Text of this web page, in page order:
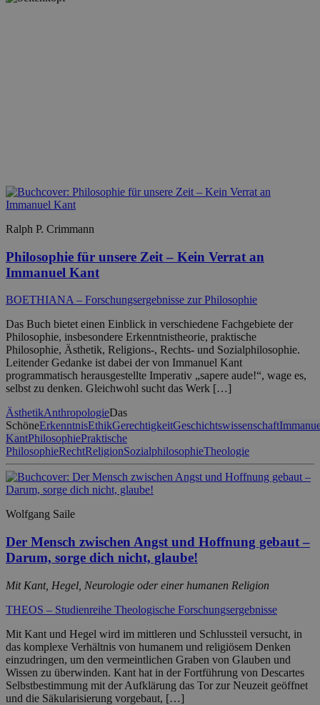
Ralph P. Crimmann
Philosophie für unsere Zeit – Kein Verrat an
Immanuel Kant
BOETHIANA – Forschungsergebnisse zur Philosophie
Das Buch bietet einen Einblick in verschiedene Fachgebiete der
Philosophie, insbesondere Erkenntnistheorie, praktische
Philosophie, Ästhetik, Religions-, Rechts- und Sozialphilosophie.
Leitender Gedanke ist dabei der von Immanuel Kant
programmatisch herausgestellte Imperativ „sapere aude!“, wage es,
selbst zu denken. Gleichwohl sucht das Werk […]
ÄsthetikAnthropologieDas
SchöneErkenntnisEthikGerechtigkeitGeschichtswissenschaft
KantPhilosophiePraktische
PhilosophieRechtReligionSozialphilosophieTheologie
Wolfgang Saile
Der Mensch zwischen Angst und Hoffnung gebaut –
Darum, sorge dich nicht, glaube!
Mit Kant, Hegel, Neurologie oder einer humanen Religion
THEOS – Studienreihe Theologische Forschungsergebnisse
Mit Kant und Hegel wird im mittleren und Schlussteil versucht, in
das komplexe Verhältnis von humanem und religiösem Denken
einzudringen, um den vermeintlichen Graben von Glauben und
Wissen zu überwinden. Kant hat in der Fortführung von Descartes
Selbstbestimmung mit der Aufklärung das Tor zur Neuzeit geöffnet
und die Säkularisierung vorgebaut, […]